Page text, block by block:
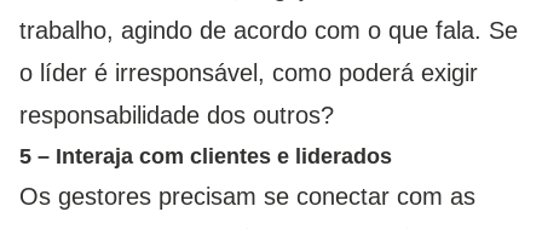
trabalho, agindo de acordo com o que fala. Se
o líder é irresponsável, como poderá exigir
responsabilidade dos outros?
5 – Interaja com clientes e liderados
Os gestores precisam se conectar com as